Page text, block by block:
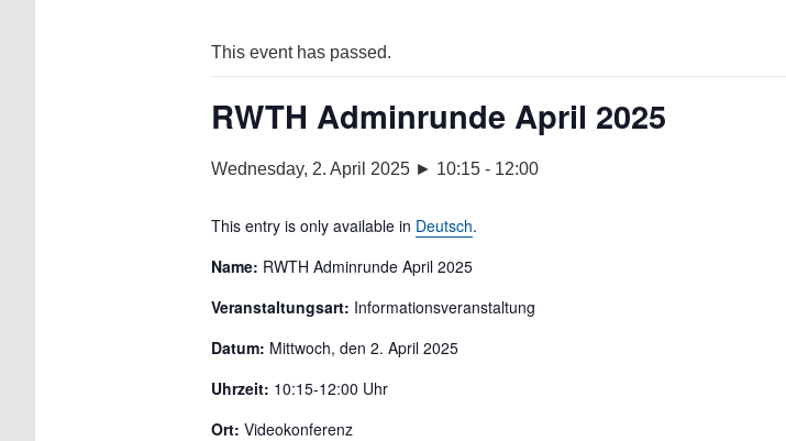
This event has passed.
RWTH Adminrunde April 2025
Wednesday, 2. April 2025 ► 10:15 - 12:00
This entry is only available in Deutsch.
Name: RWTH Adminrunde April 2025
Veranstaltungsart: Informationsveranstaltung
Datum: Mittwoch, den 2. April 2025
Uhrzeit: 10:15-12:00 Uhr
Ort: Videokonferenz